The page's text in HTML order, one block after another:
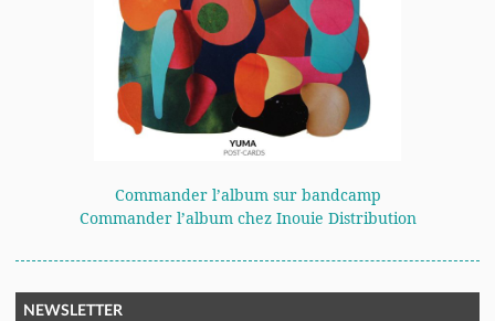
Commander l’album sur bandcamp
Commander l’album chez Inouie Distribution
NEWSLETTER